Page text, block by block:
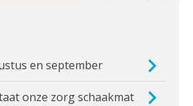
en september
onze zorg schaakmat